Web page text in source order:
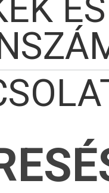
ÉS